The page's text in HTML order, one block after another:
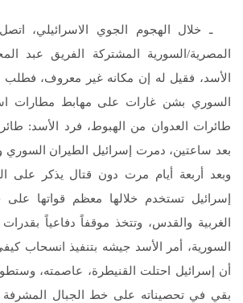
ـ خلال الهجوم الجوي الاسرائيلي، اتصل
المصرية/السورية المشتركة الفريق عبد
الأسد، فقيل له إن مكانه غير معروف، فطلب
السوري بشن غارات على مهابط مطارات
طائرات العدوان من الهبوط، فرد الأسد:
بعد ساعتين، دمرت إسرائيل الطيران
وبعد أربعة أيام مرت دون قتال يذكر على
إسرائيل تستخدم خلالها معظم قواتها على
الغربية والقدس، وتتخذ موقفاً دفاعياً
السورية، أمر الأسد جيشه بتنفيذ انسحاب
أن إسرائيل احتلت القنيطرة، عاصمته،
بقي في تحصيناته على خط الجبال